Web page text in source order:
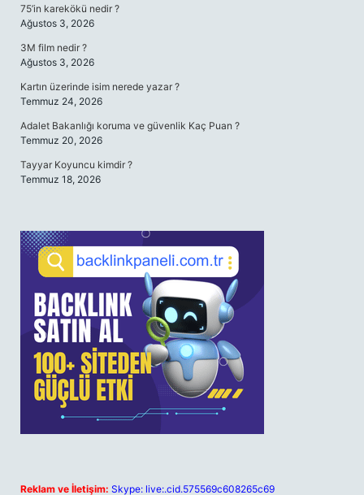
75’in karekökü nedir ?
Ağustos 3, 2026
3M film nedir ?
Ağustos 3, 2026
Kartın üzerinde isim nerede yazar ?
Temmuz 24, 2026
Adalet Bakanlığı koruma ve güvenlik Kaç Puan ?
Temmuz 20, 2026
Tayyar Koyuncu kimdir ?
Temmuz 18, 2026
Reklam ve İletişim: Skype: live:.cid.575569c608265c69